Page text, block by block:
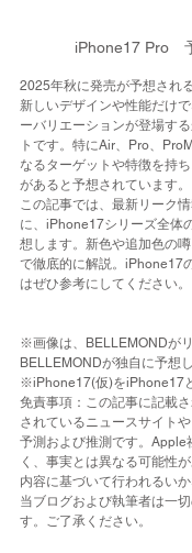
iPhone17 Pro　
2025年秋に発売が予想され
新しいデザインや性能だけ
ーバリエーションが登場す
トです。特にAir、Pro、
なるターゲットや特徴を持
があると予想されています。
この記事では、最新リーク
に、iPhone17シリーズ全体
想します。新色や追加色の
で徹底的に解説。iPhone17
はぜひ参考にしてください。
※画像は、BELLEMONDが
BELLEMONDが独自に予想
※iPhone17(仮)をiPhone17
免責事項：この記事に記載
されているニュースサイト
予測および推測です。Apple
く、事実とは異なる可能性
内容に基づいて行われるい
当ブログおよび執筆者は一
す。ご了承ください。